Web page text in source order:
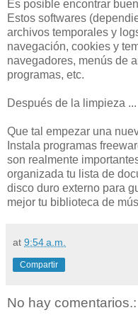
Es posible encontrar
Estos softwares
archivos temporales y
navegación, cookies y
navegadores, menús de
programas, etc.
Después de la limpieza ...
Que tal empezar una
Instala programas
son realmente
organizada tu lista de
disco duro externo para
mejor tu biblioteca de
at 9:54 a.m.
Compartir
No hay comentarios.: